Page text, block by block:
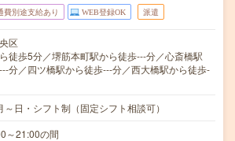
費別途支給あり WEB登録OK 派遣
区
徒歩5分／堺筋本町駅から徒歩---分／心斎橋駅
分／四ツ橋駅から徒歩---分／西大橋駅から徒歩-
日・シフト制（固定シフト相談可）
～21:00の間